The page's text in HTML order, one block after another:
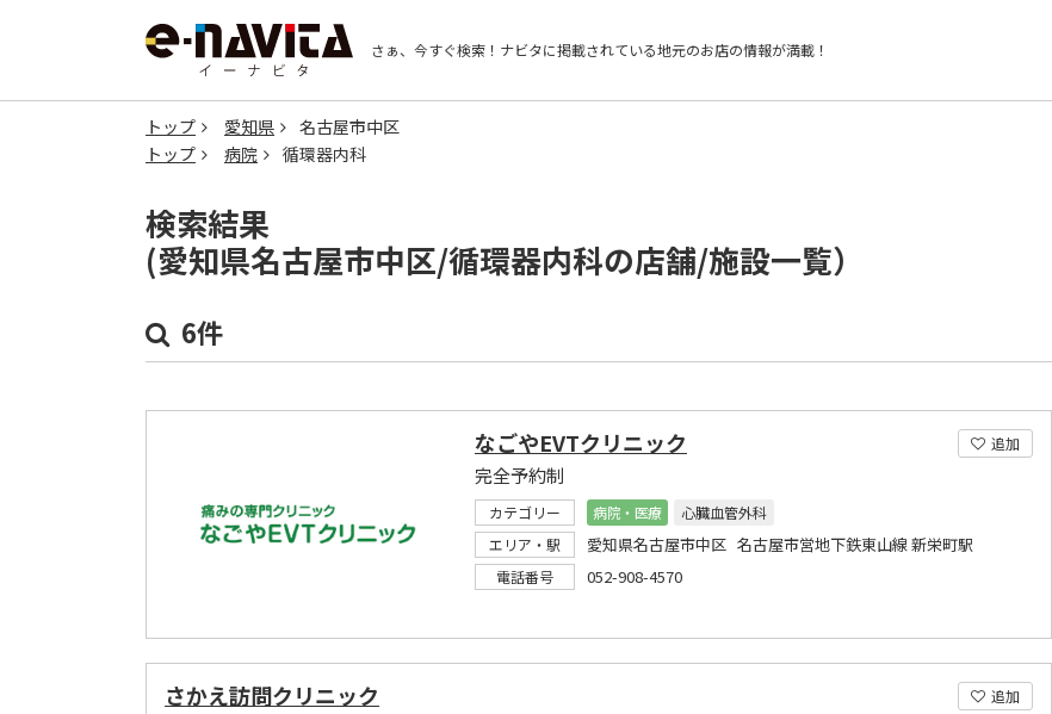
さぁ、今すぐ検索！ ナビタに掲載されている地元のお店の情報が満載！
トップ 愛知県
名古屋市中区
トップ
病院 循環器内科
検索結果
(愛知県名古屋市中区/循環器内科の店舗/施設一覧）
6件
追加
なごやEVTクリニック
完全予約制
カテゴリー 病院・医療
心臓血管外科
エリア・駅
愛知県名古屋市中区 名古屋市営地下鉄東山線 新栄町駅
電話番号 052-908-4570
追加
さかえ訪問クリニック